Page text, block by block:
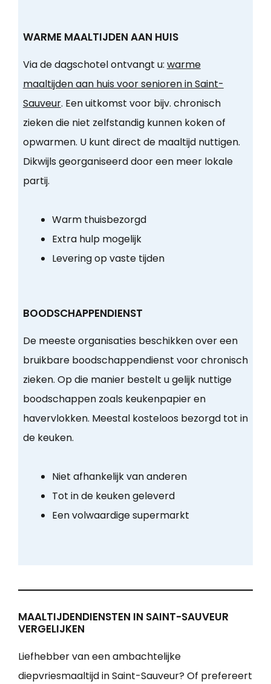
WARME MAALTIJDEN AAN HUIS
Via de dagschotel ontvangt u: warme
maaltijden aan huis voor senioren in Saint-
Sauveur. Een uitkomst voor bijv. chronisch
zieken die niet zelfstandig kunnen koken of
opwarmen. U kunt direct de maaltijd nuttigen.
Dikwijls georganiseerd door een meer lokale
partij.
Warm thuisbezorgd
Extra hulp mogelijk
Levering op vaste tijden
BOODSCHAPPENDIENST
De meeste organisaties beschikken over een
bruikbare boodschappendienst voor chronisch
zieken. Op die manier bestelt u gelijk nuttige
boodschappen zoals keukenpapier en
havervlokken. Meestal kosteloos bezorgd tot in
de keuken.
Niet afhankelijk van anderen
Tot in de keuken geleverd
Een volwaardige supermarkt
MAALTIJDENDIENSTEN IN SAINT-SAUVEUR
VERGELIJKEN
Liefhebber van een ambachtelijke
diepvriesmaaltijd in Saint-Sauveur? Of prefereert